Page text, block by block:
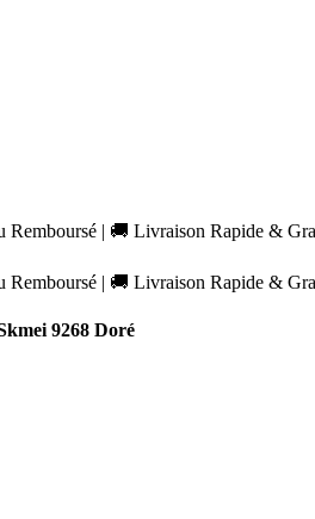
Remboursé | 🚚 Livraison Rapide &
Remboursé | 🚚 Livraison Rapide &
9268 Doré